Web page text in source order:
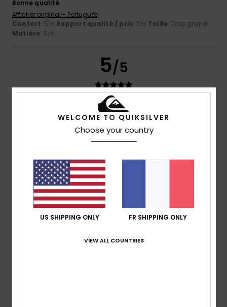
Bonne qualité
Afficher original - Português
Confort: 5/5 Rapport qualité / prix: 3/5 Taille: Trop grand
Matière: 5/5
5/5
Client anonyme vérifié 25 janvier 2026
Bonne qualité et design
Afficher original - Castellano
Rapport qualité / prix: 5
Je recommande ce produit
5
15 décembre 2025
WELCOME TO QUIKSILVER
Choose your country
US SHIPPING ONLY FR SHIPPING ONLY
VIEW ALL COUNTRIES